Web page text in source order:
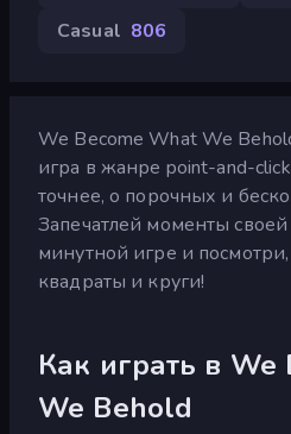
Casual 806
We Become What We
игра в жанре point-and-
точнее, о порочных и
Запечатлей моменты
минутной игре и
квадраты и круги!
Как играть в
We Behold